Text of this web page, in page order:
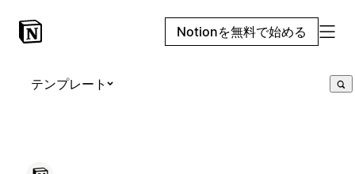
Notionを無料で始める
テンプレート